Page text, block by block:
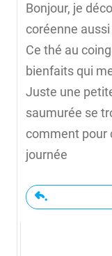
Bonjour, je
coréenne
Ce thé au
bienfaits qui
Juste une
saumurée se
comment pour
journée